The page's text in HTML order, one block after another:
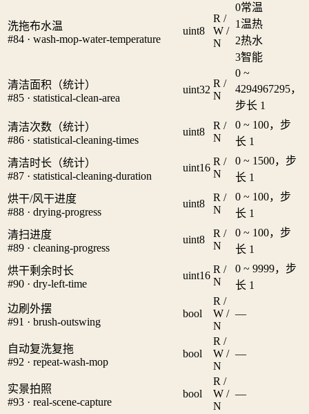
洗拖布水温
#84 · wash-mop-water-temperature
uint8
R /
W /
N
0常温
1温热
2热水
3智能
清洁面积（统计）
#85 · statistical-clean-area
uint32
R /
N
0 ~
4294967295，
步长 1
清洁次数（统计）
#86 · statistical-cleaning-times
uint8
R /
N
0 ~ 100，步
长 1
清洁时长（统计）
#87 · statistical-cleaning-duration
uint16
R /
N
0 ~ 1500，步
长 1
烘干/风干进度
#88 · drying-progress
uint8
R /
N
0 ~ 100，步
长 1
清扫进度
#89 · cleaning-progress
uint8
R /
N
0 ~ 100，步
长 1
烘干剩余时长
#90 · dry-left-time
uint16
R /
N
0 ~ 9999，步
长 1
边刷外摆
#91 · brush-outswing
bool
R /
W /
N
—
自动复洗复拖
#92 · repeat-wash-mop
bool
R /
W /
N
—
实景拍照
#93 · real-scene-capture
bool
R /
W /
N
—